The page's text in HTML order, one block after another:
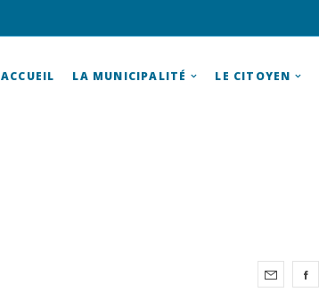
ACCUEIL LA MUNICIPALITÉ LE CITOYEN